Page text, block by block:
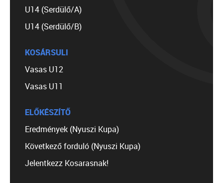
U14 (Serdülő/A)
U14 (Serdülő/B)
KOSÁRSULI
Vasas U12
Vasas U11
ELŐKÉSZÍTŐ
Eredmények (Nyuszi Kupa)
Következő forduló (Nyuszi Kupa)
Jelentkezz Kosarasnak!